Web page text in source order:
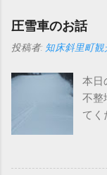
圧雪車のお話
投稿者: 知床斜里町観
本日
不整
てく
写
に動